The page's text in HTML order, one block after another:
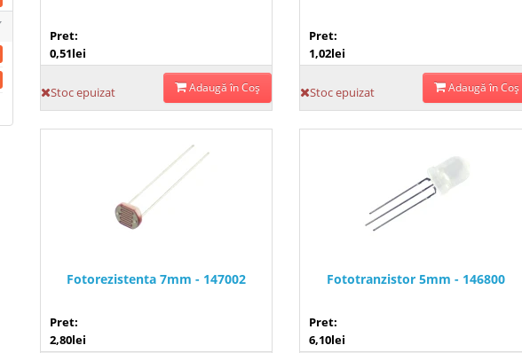
Pret:
0,51lei
Stoc epuizat Adaugă în Coş
Pret:
1,02lei
Stoc epuizat Adaugă în Coş
Fotorezistenta 7mm - 147002
Pret:
2,80lei
Fototranzistor 5mm - 146800
Pret:
6,10lei